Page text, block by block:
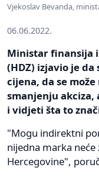
Vjekoslav Bevanda,
06.06.2022.
Ministar finansija
(HDZ) izjavio je
cijena, da se
smanjenju akciza,
i vidjeti šta to
"Mogu indirektni
nijedna marka
Hercegovine",